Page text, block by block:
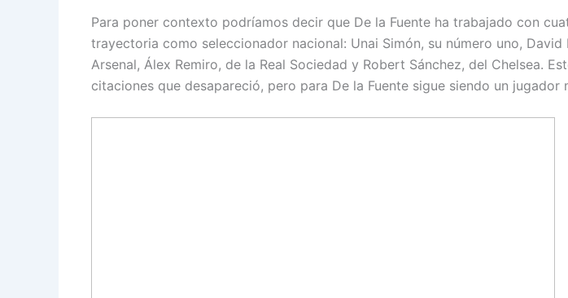
Para poner contexto podríamos decir que De la Fuente ha trabajado con
trayectoria como seleccionador nacional: Unai Simón, su número uno, David
Arsenal, Álex Remiro, de la Real Sociedad y Robert Sánchez, del Chelsea.
citaciones que desapareció, pero para De la Fuente sigue siendo un jugador